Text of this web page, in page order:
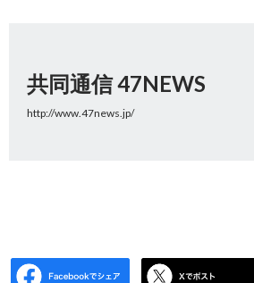
共同通信 47NEWS
http://www.47news.jp/